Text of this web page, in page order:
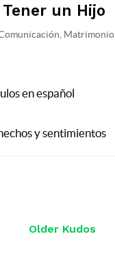
un Hijo
Matrimonio,
en español
y sentimientos
Older Kudos